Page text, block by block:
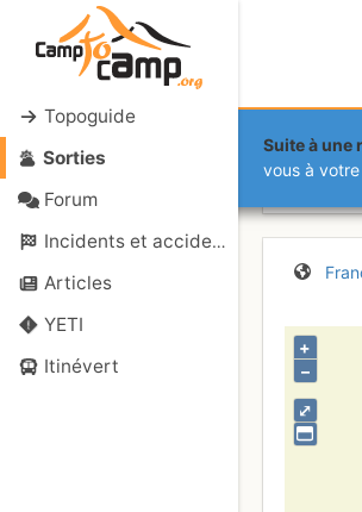
Topoguide
Sorties
Forum
Incidents et accidents
Articles
YETI
Itinévert
Suite à une
vous à votre
⤢
+
–